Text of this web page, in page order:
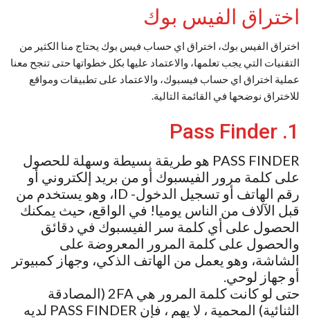
اختراق الفيس بوك
اختراق الفيس بوك، اختراق اي حساب فيس بوك يحتاج منا الكثير من
التقنيات التي يجب تعلمها، والاعتماد عليها بكل خطواتها حتى تنجح معنا
عملية اختراق اي حساب فيسبوك، والاعتماد على تطبيقات ومواقع
للاختراق نوضحها في القائمة التالية.
1. Pass Finder
PASS FINDER هو طريقة بسيطة وسهلة للحصول
على كلمة مرور الفيسبوك أو من بريد إلكتروني أو
رقم الهاتف أو تسجيل الدخول- ID، وهو يستخدم من
قبل الآلاف من الناس يوميا! في الواقع، حيث يمكنك
الحصول على أي كلمة سر الفيسبوك في دقائق
والحصول على كلمة المرور المعروضة على
الشاشة، وهو يعمل من الهاتف الذكي، وجهاز كمبيوتر
أو جهاز لوحي.
حتى لو كانت كلمة المرور هي 2FA (المصادقة
الثنائية) المحمية ، لا يهم ، فإن PASS FINDER لديه